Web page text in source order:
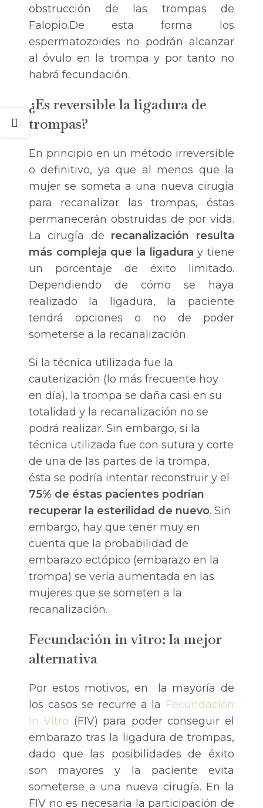
obstrucción de las trompas de
Falopio.De esta forma los
espermatozoides no podrán alcanzar
al óvulo en la trompa y por tanto no
habrá fecundación.
¿Es reversible la ligadura de
trompas?
En principio en un método irreversible
o definitivo, ya que al menos que la
mujer se someta a una nueva cirugía
para recanalizar las trompas, éstas
permanecerán obstruidas de por vida.
La cirugía de recanalización resulta
más compleja que la ligadura y tiene
un porcentaje de éxito limitado.
Dependiendo de cómo se haya
realizado la ligadura, la paciente
tendrá opciones o no de poder
someterse a la recanalización.
Si la técnica utilizada fue la
cauterización (lo más frecuente hoy
en día), la trompa se daña casi en su
totalidad y la recanalización no se
podrá realizar. Sin embargo, si la
técnica utilizada fue con sutura y corte
de una de las partes de la trompa,
ésta se podría intentar reconstruir y el
75% de éstas pacientes podrían
recuperar la esterilidad de nuevo. Sin
embargo, hay que tener muy en
cuenta que la probabilidad de
embarazo ectópico (embarazo en la
trompa) se vería aumentada en las
mujeres que se someten a la
recanalización.
Fecundación in vitro: la mejor
alternativa
Por estos motivos, en la mayoría de
los casos se recurre a la Fecundación
In Vitro (FIV) para poder conseguir el
embarazo tras la ligadura de trompas,
dado que las posibilidades de éxito
son mayores y la paciente evita
someterse a una nueva cirugía. En la
FIV no es necesaria la participación de